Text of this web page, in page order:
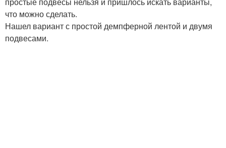
что можно сделать.
Нашел вариант с простой демпферной лентой и двумя
подвесами.